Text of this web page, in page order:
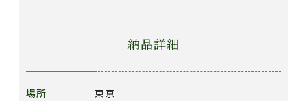
納品詳細
場所 東京